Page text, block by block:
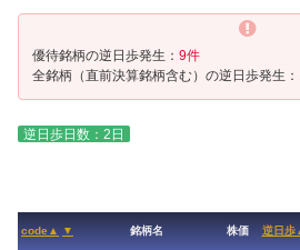
優待銘柄の逆日歩発生： 9件
全銘柄（直前決算銘柄含む）の逆日歩発生：
逆日歩日数：2日
code▲ ▼ 銘柄名 株価 逆日歩